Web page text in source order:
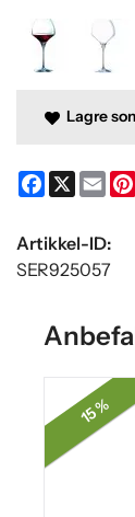
Lagre
Facebook
X
Artikkel-ID:
SER925057
15 %